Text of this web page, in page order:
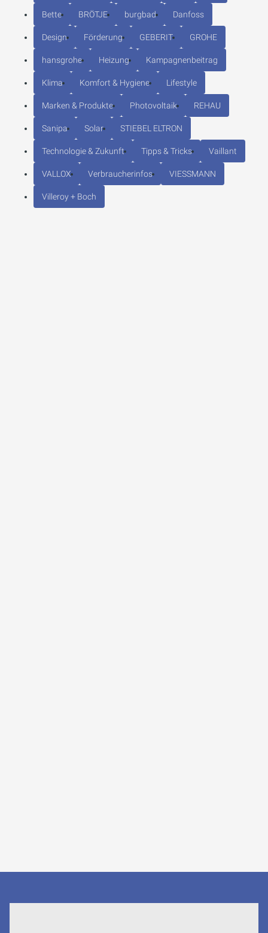
Bette BRÖTJE burgbad Danfoss
Design Förderung GEBERIT GROHE
hansgrohe Heizung Kampagnenbeitrag
Klima Komfort & Hygiene Lifestyle
Marken & Produkte Photovoltaik REHAU
Sanipa Solar STIEBEL ELTRON
Technologie & Zukunft Tipps & Tricks Vaillant
VALLOX Verbraucherinfos VIESSMANN
Villeroy + Boch